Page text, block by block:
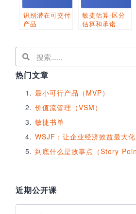
识别潜在可交付
产品
敏捷估算-区分
估算和承诺
热门文章
最小可行产品（MVP）
价值流管理（VSM）
敏捷书单
WSJF：让企业经济效益最大
到底什么是故事点（Story
近期公开课